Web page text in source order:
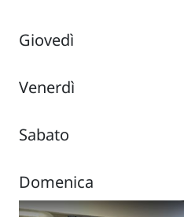
Giovedì
Venerdì
Sabato
Domenica